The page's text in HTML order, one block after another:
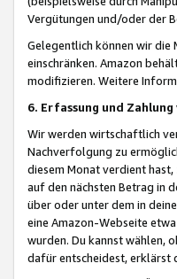
Vergütungen und/oder der
Gelegentlich können wir die
einschränken. Amazon
modifizieren. Weitere
6. Erfassung und
Wir werden wirtschaftlich
Nachverfolgung zu
diesem Monat verdient
auf den nächsten Betrag in
über oder unter dem in
eine Amazon-Webseite
wurden. Du kannst wählen,
dafür entscheidest, erklärst